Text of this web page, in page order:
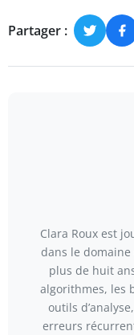
Partager :
Clara Roux est
dans le
plus de huit
algorithmes, les
outils
erreurs